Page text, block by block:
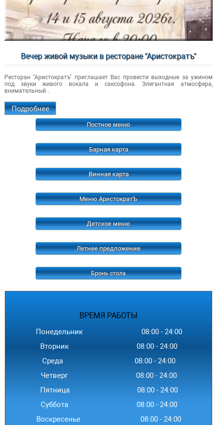
Вечер живой музыки в ресторане "Аристократъ"
Ресторан "Аристократъ" приглашает Вас провести выходные за ужином
под звуки живого вокала и саксофона. Элегантная атмосфера,
внимательный...
Подробнее
Постное меню
Барная карта
Винная карта
Меню АристократЪ
Детское меню
Летнее предложение
Бронь стола
ВРЕМЯ РАБОТЫ
Понедельник 08:00 -24:00
Вторник
08:00 - 24:00
Среда
08:00 - 24:00
Четверг
08:00 - 24:00
Пятница
08:00 -24:00
Суббота
08:00 -24:00
Воскресенье
08:00 - 24:00